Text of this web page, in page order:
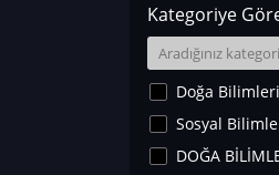
Kategoriye
Doğa
Sosyal
DOĞA